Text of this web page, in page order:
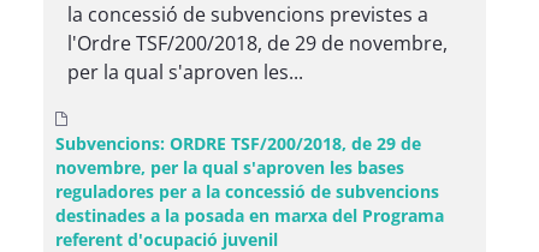
la concessió de subvencions previstes a
l'Ordre TSF/200/2018, de 29 de novembre,
per la qual s'aproven les...
Subvencions: ORDRE TSF/200/2018, de 29 de
novembre, per la qual s'aproven les bases
reguladores per a la concessió de subvencions
destinades a la posada en marxa del Programa
referent d'ocupació juvenil